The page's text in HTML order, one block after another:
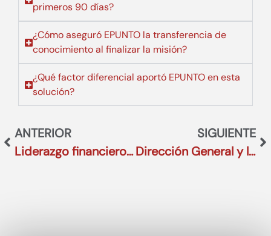
primeros 90 días?
¿Cómo aseguró EPUNTO la transferencia de
conocimiento al finalizar la misión?
¿Qué factor diferencial aportó EPUNTO en esta
solución?
ANTERIOR
Liderazgo financiero internacional y consolidación de reporting IFRS en una compañía líder del sector TIC
SIGUIENTE
Dirección General y liderazgo transformador en una firma líder de Cosmética Natural.